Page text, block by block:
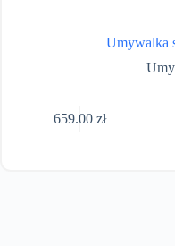
Umywalka
659.00zł